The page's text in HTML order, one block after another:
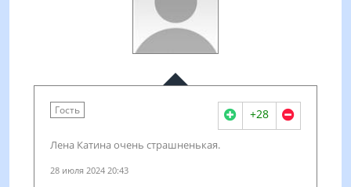
Гость +28
Лена Катина очень страшненькая.
28 июля 2024 20:43